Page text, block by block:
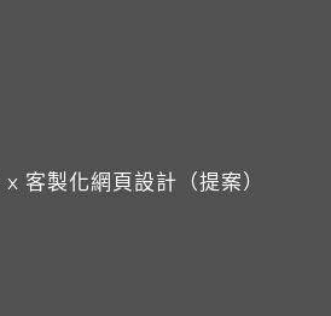
客製化網頁設計（提案）